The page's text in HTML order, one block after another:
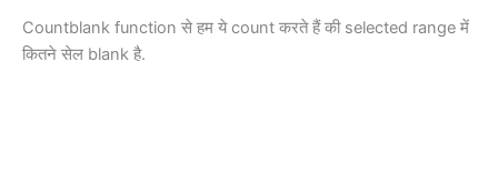
Countblank function से हम ये count करते हैं की selected range में
कितने सेल blank है.